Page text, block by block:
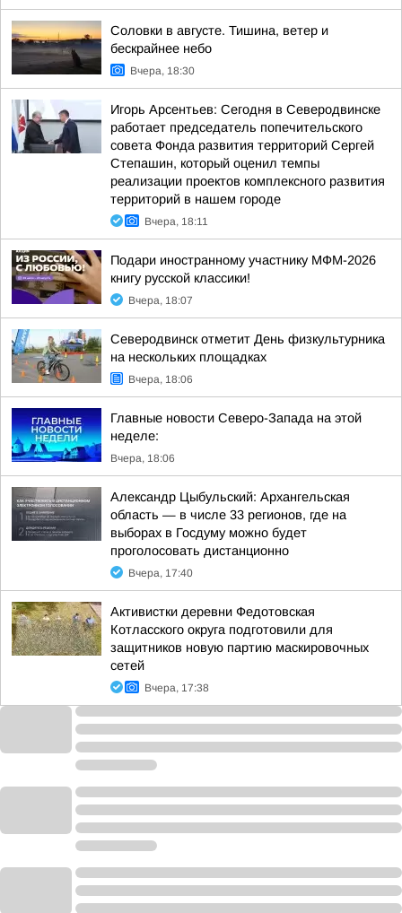
Соловки в августе. Тишина, ветер и
бескрайнее небо
Вчера, 18:30
Игорь Арсентьев: Сегодня в Северодвинске
работает председатель попечительского
совета Фонда развития территорий Сергей
Степашин, который оценил темпы
реализации проектов комплексного развития
территорий в нашем городе
Вчера, 18:11
Подари иностранному участнику МФМ-2026
книгу русской классики!
Вчера, 18:07
Северодвинск отметит День физкультурника
на нескольких площадках
Вчера, 18:06
Главные новости Северо-Запада на этой
неделе:
Вчера, 18:06
Александр Цыбульский: Архангельская
область — в числе 33 регионов, где на
выборах в Госдуму можно будет
проголосовать дистанционно
Вчера, 17:40
Активистки деревни Федотовская
Котласского округа подготовили для
защитников новую партию маскировочных
сетей
Вчера, 17:38